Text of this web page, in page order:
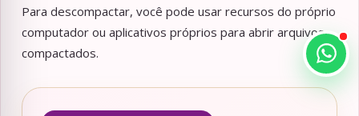
Para descompactar, você pode usar recursos do próprio
computador ou aplicativos próprios para abrir arquivos
compactados.